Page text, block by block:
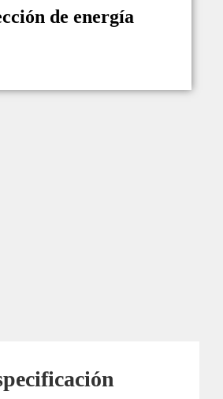
de energía
apagarlo.